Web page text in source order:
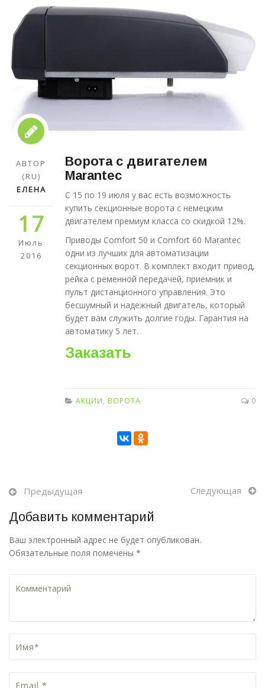
АВТОР
(RU)
ЕЛЕНА
17
Июль
2016
Ворота с двигателем
Marantec
С 15 по 19 июля у вас есть возможность
купить секционные ворота с немецким
двигателем премиум класса со скидкой 12%.
Приводы Comfort 50 и Comfort 60 Marantec
одни из лучших для автоматизации
секционных ворот. В комплект входит привод,
рейка с ременной передачей, приемник и
пульт дистанционного управления. Это
бесшумный и надежный двигатель, который
будет вам служить долгие годы. Гарантия на
автоматику 5 лет.
Заказать
АКЦИИ, ВОРОТА 0
Предыдущая Следующая
Добавить комментарий
Ваш электронный адрес не будет опубликован.
Обязательные поля помечены *